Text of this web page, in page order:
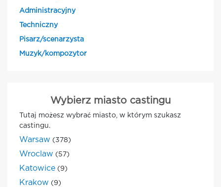
Administracyjny
Techniczny
Pisarz/scenarzysta
Muzyk/kompozytor
Wybierz miasto castingu
Tutaj możesz wybrać miasto, w którym szukasz
castingu.
Warsaw (378)
Wroclaw (57)
Katowice (9)
Krakow (9)